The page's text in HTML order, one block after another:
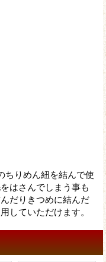
ちりめん紐を結んで使
はさんでしまう事も
だりきつめに結んだ
していただけます。